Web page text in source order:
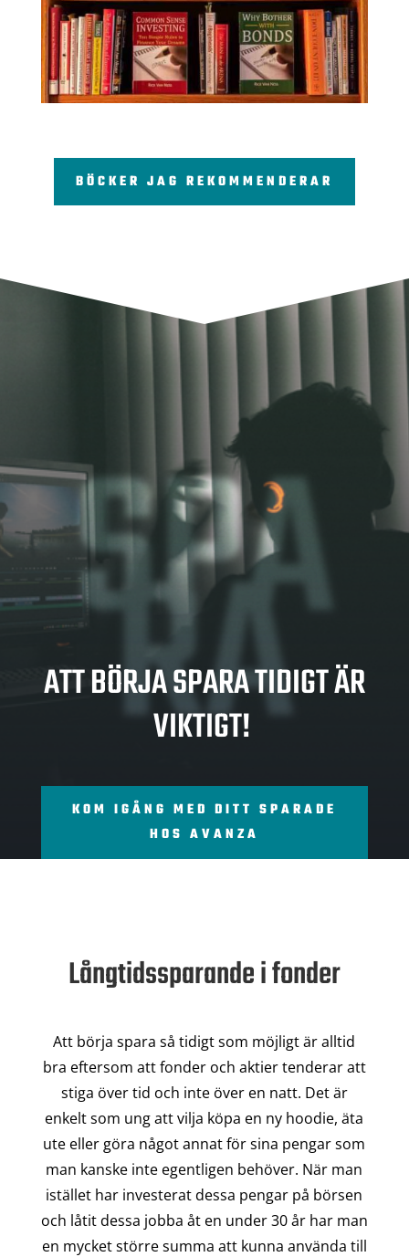
BÖCKER JAG REKOMMENDERAR
SPA
RA
ATT BÖRJA SPARA TIDIGT ÄR
VIKTIGT!
KOM IGÅNG MED DITT SPARADE
HOS AVANZA
Långtidssparande i fonder
Att börja spara så tidigt som möjligt är alltid
bra eftersom att fonder och aktier tenderar att
stiga över tid och inte över en natt. Det är
enkelt som ung att vilja köpa en ny hoodie, äta
ute eller göra något annat för sina pengar som
man kanske inte egentligen behöver. När man
istället har investerat dessa pengar på börsen
och låtit dessa jobba åt en under 30 år har man
en mycket större summa att kunna använda till